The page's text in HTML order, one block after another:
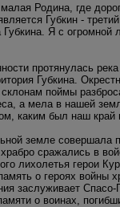
Родина, где
Губкин -
Я с
протянулась
Губкина.
поймы
а мела в нашей
каким был наш
земле
сражались в
лихолетья герои
о героях войны
заслуживает
о воинах,